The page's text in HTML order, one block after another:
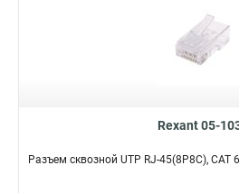
Rexant 05-
Разъем cквозной UTP RJ-45(8P8C), CAT